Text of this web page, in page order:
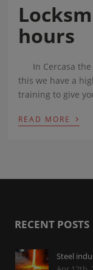
hours
In Cercasa the
this we have a
training to give
READ MORE ›
RECENT POSTS
Steel